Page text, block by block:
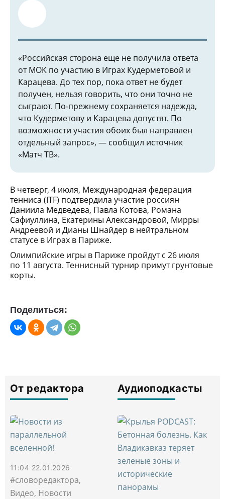
«Российская сторона еще не получила ответа
от МОК по участию в Играх Кудерметовой и
Карацева. До тех пор, пока ответ не будет
получен, нельзя говорить, что они точно не
сыграют. По‑прежнему сохраняется надежда,
что Кудерметову и Карацева допустят. По
возможности участия обоих был направлен
отдельный запрос», — сообщил источник
«Матч ТВ».
В четверг, 4 июля, Международная федерация
тенниса (ITF) подтвердила участие россиян
Даниила Медведева, Павла Котова, Романа
Сафиуллина, Екатерины Александровой, Мирры
Андреевой и Дианы Шнайдер в нейтральном
статусе в Играх в Париже.
Олимпийские игры в Париже пройдут с 26 июля
по 11 августа. Теннисный турнир примут грунтовые
корты.
Поделиться:
От редактора
11:04 22.01.2026
#словоредактора,
Видео, Новости
Аудиоподкасты